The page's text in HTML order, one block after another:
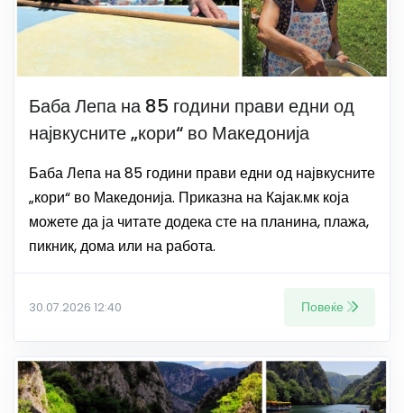
Баба Лепа на 85 години прави едни од
највкусните „кори“ во Македонија
Баба Лепа на 85 години прави едни од највкусните
„кори“ во Македонија. Приказна на Кајак.мк која
можете да ја читате додека сте на планина, плажа,
пикник, дома или на работа.
30.07.2026 12:40 Повеќе